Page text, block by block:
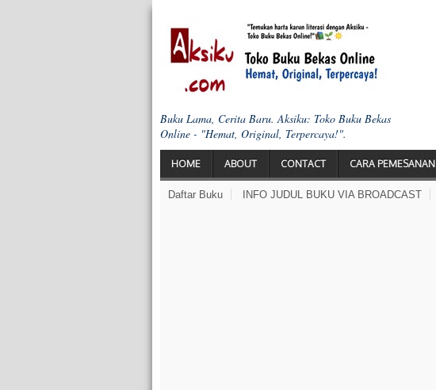
Buku Lama, Cerita Baru. Aksiku: Toko Buku Bekas
Online - "Hemat, Original, Terpercaya!".
HOME ABOUT CONTACT CARA PEMESANAN
Daftar Buku INFO JUDUL BUKU VIA BROADCAST